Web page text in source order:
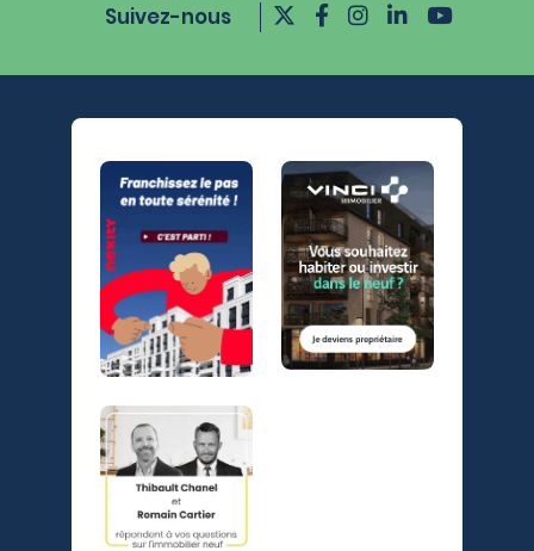
Suivez-nous